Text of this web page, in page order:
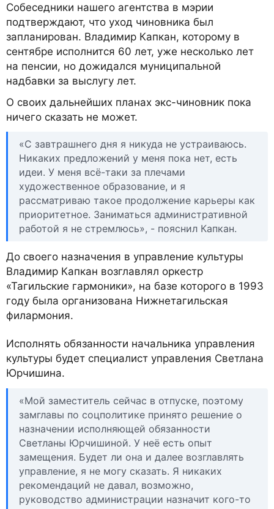
Собеседники нашего агентства в мэрии
подтверждают, что уход чиновника был
запланирован. Владимир Капкан, которому в
сентябре исполнится 60 лет, уже несколько лет
на пенсии, но дожидался муниципальной
надбавки за выслугу лет.
О своих дальнейших планах экс-чиновник пока
ничего сказать не может.
«С завтрашнего дня я никуда не устраиваюсь.
Никаких предложений у меня пока нет, есть
идеи. У меня всё-таки за плечами
художественное образование, и я
рассматриваю такое продолжение карьеры как
приоритетное. Заниматься административной
работой я не стремлюсь», - пояснил Капкан.
До своего назначения в управление культуры
Владимир Капкан возглавлял оркестр
«Тагильские гармоники», на базе которого в 1993
году была организована Нижнетагильская
филармония.
Исполнять обязанности начальника управления
культуры будет специалист управления Светлана
Юрчишина.
«Мой заместитель сейчас в отпуске, поэтому
замглавы по соцполитике принято решение о
назначении исполняющей обязанности
Светланы Юрчишиной. У неё есть опыт
замещения. Будет ли она и далее возглавлять
управление, я не могу сказать. Я никаких
рекомендаций не давал, возможно,
руководство администрации назначит кого-то